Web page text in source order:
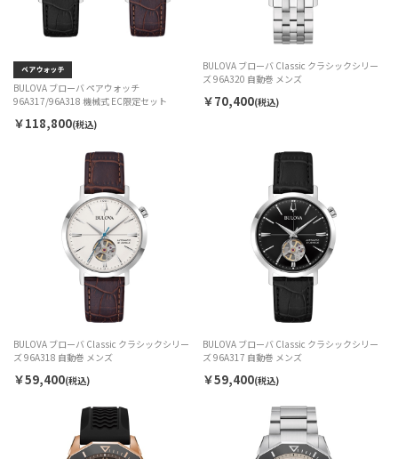
BULOVA ブローバ ペアウォッチ
96A317/96A318 機械式 EC限定セット
￥118,800(税込)
BULOVA ブローバ Classic クラシックシリー
ズ 96A320 自動巻 メンズ
￥70,400(税込)
BULOVA ブローバ Classic クラシックシリー
ズ 96A318 自動巻 メンズ
￥59,400(税込)
BULOVA ブローバ Classic クラシックシリー
ズ 96A317 自動巻 メンズ
￥59,400(税込)